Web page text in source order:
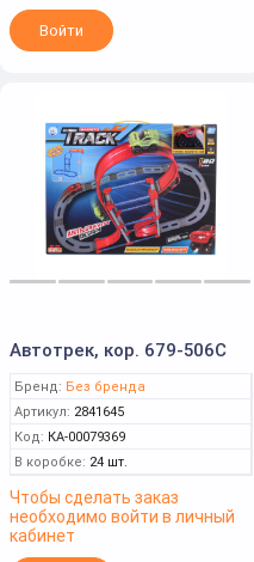
Войти
Автотрек, кор. 679-506C
Бренд: Без бренда
Артикул: 2841645
Код: КА-00079369
В коробке: 24 шт.
Чтобы сделать заказ
необходимо войти в личный
кабинет